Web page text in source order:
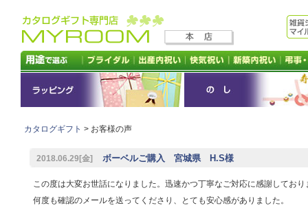
カタログギフト > お客様の声
2018.06.29[金] ボーベルご購入 宮城県 H.S様
この度は大変お世話になりました。迅速かつ丁寧なご対応に感謝しており
何度も確認のメールを送ってくださり、とても安心感がありました。